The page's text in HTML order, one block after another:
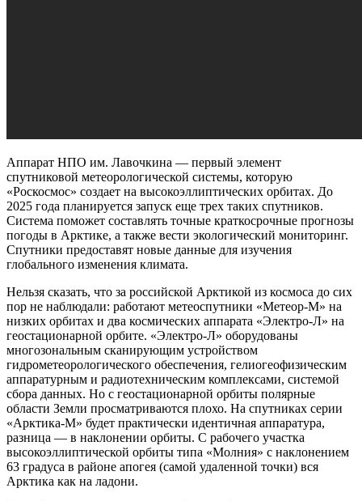
Аппарат НПО им. Лавочкина — первый элемент
спутниковой метеорологической системы, которую
«Роскосмос» создает на высокоэллиптических орбитах. До
2025 года планируется запуск еще трех таких спутников.
Система поможет составлять точные краткосрочные прогнозы
погоды в Арктике, а также вести экологический мониторинг.
Спутники предоставят новые данные для изучения
глобального изменения климата.
Нельзя сказать, что за российской Арктикой из космоса до сих
пор не наблюдали: работают метеоспутники «Метеор-М» на
низких орбитах и два космических аппарата «Электро-Л» на
геостационарной орбите. «Электро-Л» оборудованы
многозональным сканирующим устройством
гидрометеорологического обеспечения, гелиогеофизическим
аппаратурным и радиотехническим комплексами, системой
сбора данных. Но с геостационарной орбиты полярные
области Земли просматриваются плохо. На спутниках серии
«Арктика-М» будет практически идентичная аппаратура,
разница — в наклонении орбиты. С рабочего участка
высокоэллиптической орбиты типа «Молния» с наклонением
63 градуса в районе апогея (самой удаленной точки) вся
Арктика как на ладони.